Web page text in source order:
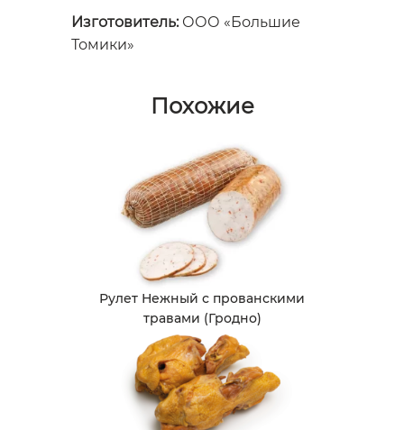
Изготовитель:ООО «Большие
Томики»
Похожие
Рулет Нежный с прованскими
травами (Гродно)